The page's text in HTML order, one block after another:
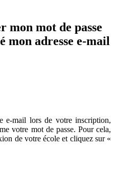
mon mot de passe
mon adresse e-mail
e-mail lors de votre inscription,
votre mot de passe. Pour cela,
de votre école et cliquez sur «